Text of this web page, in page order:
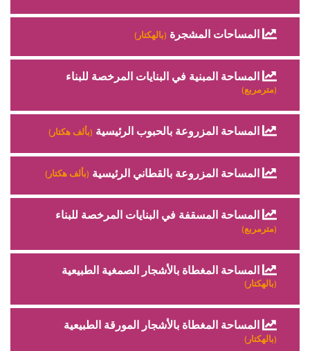
المساحات المشجرة (بالهكتار)
المساحة المبنية في البنايات المرخصة للبناء
(مترمربع)
المساحة المزروعة بالحبوب الرئيسية (بألف هكتار)
المساحة المزروعة بالقطاني الرئيسية (بألف هكتار)
المساحة المسقفة في البنايات المرخصة للبناء
(مترمربع)
المساحة المغطاة بالأشجار الصمغية الطبيعية
(بالهكتار)
المساحة المغطاة بالأشجار المورقة الطبيعية
(بالهكتار)